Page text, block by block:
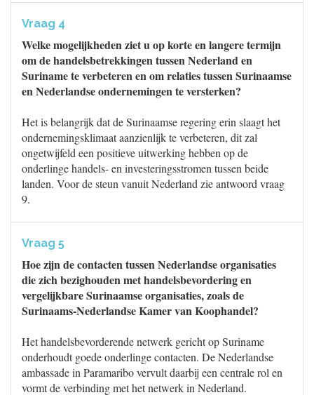
Vraag 4
Welke mogelijkheden ziet u op korte en langere termijn
om de handelsbetrekkingen tussen Nederland en
Suriname te verbeteren en om relaties tussen Surinaamse
en Nederlandse ondernemingen te versterken?
Het is belangrijk dat de Surinaamse regering erin slaagt het
ondernemingsklimaat aanzienlijk te verbeteren, dit zal
ongetwijfeld een positieve uitwerking hebben op de
onderlinge handels- en investeringsstromen tussen beide
landen. Voor de steun vanuit Nederland zie antwoord vraag
9.
Vraag 5
Hoe zijn de contacten tussen Nederlandse organisaties
die zich bezighouden met handelsbevordering en
vergelijkbare Surinaamse organisaties, zoals de
Surinaams-Nederlandse Kamer van Koophandel?
Het handelsbevorderende netwerk gericht op Suriname
onderhoudt goede onderlinge contacten. De Nederlandse
ambassade in Paramaribo vervult daarbij een centrale rol en
vormt de verbinding met het netwerk in Nederland.